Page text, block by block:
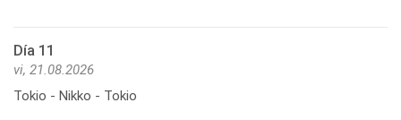
Día 11
vi, 21.08.2026
Tokio - Nikko - Tokio